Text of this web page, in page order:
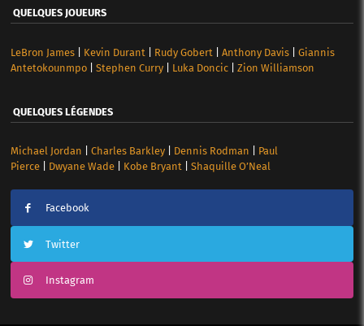
QUELQUES JOUEURS
LeBron James| Kevin Durant Rudy Gobert Anthony Davis| Giannis
Antetokounmpo| Stephen Curry| Luka Doncic| Zion Williamson
QUELQUES LÉGENDES
Michael Jordan Charles Barkley| Dennis Rodman
Paul
Pierce| Dwyane Wade| Kobe Bryant| Shaquille O’Neal
Facebook
Twitter
Instagram